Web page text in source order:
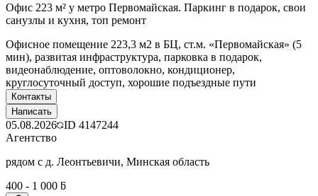
Офис 223 м² у метро Первомайская. Паркинг в подарок, свои
санузлы и кухня, топ ремонт
Офисное помещение 223,3 м2 в БЦ, ст.м. «Первомайская» (5
мин), развитая инфраструктура, парковка в подарок,
видеонаблюдение, оптоволокно, кондиционер,
круглосуточный доступ, хорошие подъездные пути
Контакты
Написать
05.08.2026 ID 4147244
Агентство
рядом с д. Леонтьевичи, Минская область
400 - 1 000 ƃ